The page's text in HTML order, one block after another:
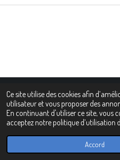
Ce site utilise des cookies afin
utilisateur et vous proposer des
En continuant d'utiliser ce site, vous
acceptez notre politique d’utilisation
Accord
n© 2021 - 2022 www.horseplast.com